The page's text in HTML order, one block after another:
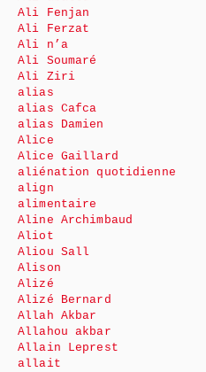
Ali Fenjan
Ali Ferzat
Ali n’a
Ali Soumaré
Ali Ziri
alias
alias Cafca
alias Damien
Alice
Alice Gaillard
aliénation quotidienne
align
alimentaire
Aline Archimbaud
Aliot
Aliou Sall
Alison
Alizé
Alizé Bernard
Allah Akbar
Allahou akbar
Allain Leprest
allait